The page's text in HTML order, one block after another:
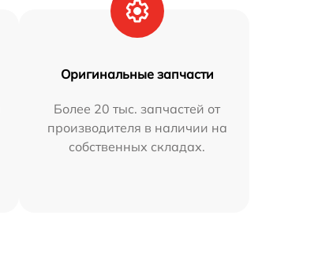
Оригинальные запчасти
Более 20 тыс. запчастей от
производителя в наличии на
собственных складах.